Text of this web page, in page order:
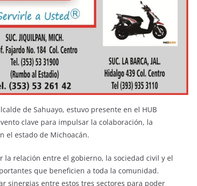
de Sahuayo, estuvo presente en el HUB
clave para impulsar la colaboración, la
el estado de Michoacán.
relación entre el gobierno, la sociedad civil y el
que beneficien a toda la comunidad.
sinergias entre estos tres sectores para poder